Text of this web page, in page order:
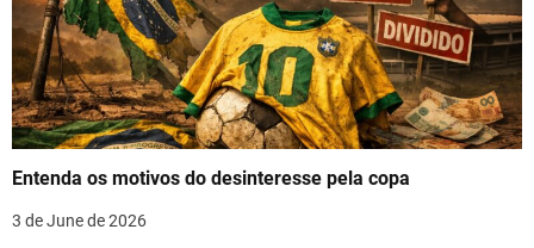
Entenda os motivos do desinteresse pela copa
3 de June de 2026